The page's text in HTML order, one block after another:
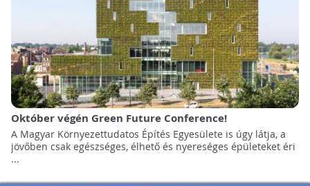
Október végén Green Future Conference!
A Magyar Környezettudatos Építés Egyesülete is úgy látja, a
jövőben csak egészséges, élhető és nyereséges épületeket éri
...